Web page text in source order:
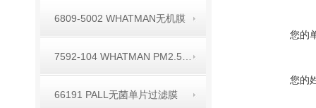
6809-5002 WHATMAN无机膜
66191 PALL无菌单片过滤膜
您的
您的